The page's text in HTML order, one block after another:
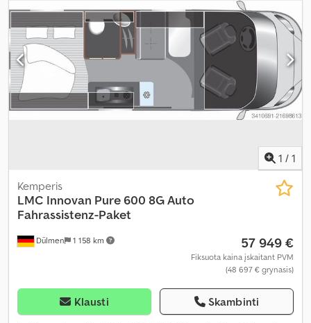
1 / 1
Dülmen 1 158 km
Kemperis
LMC Innovan Pure 600 8G Auto
Fahrassistenz-Paket
57 949 €
Fiksuota kaina įskaitant PVM
(48 697 € grynasis)
Klausti Skambinti